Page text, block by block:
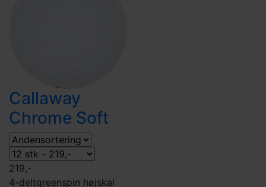
Callaway
Chrome Soft
219,-
4-deltgreenspin højskal